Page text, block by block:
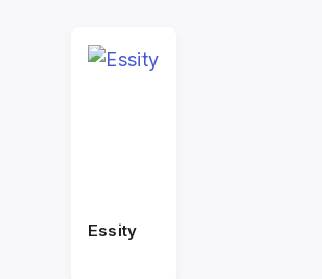
Essity